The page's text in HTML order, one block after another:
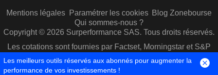
Mentions légales Paramétrer les cookies Blog Zonebourse
Qui sommes-nous ?
Copyright © 2026 Surperformance SAS. Tous droits réservés.
Les cotations sont fournies par Factset, Morningstar et S&P
Capital IQ
Les meilleurs outils réservés aux abonnés pour augmenter la
performance de vos investissements !